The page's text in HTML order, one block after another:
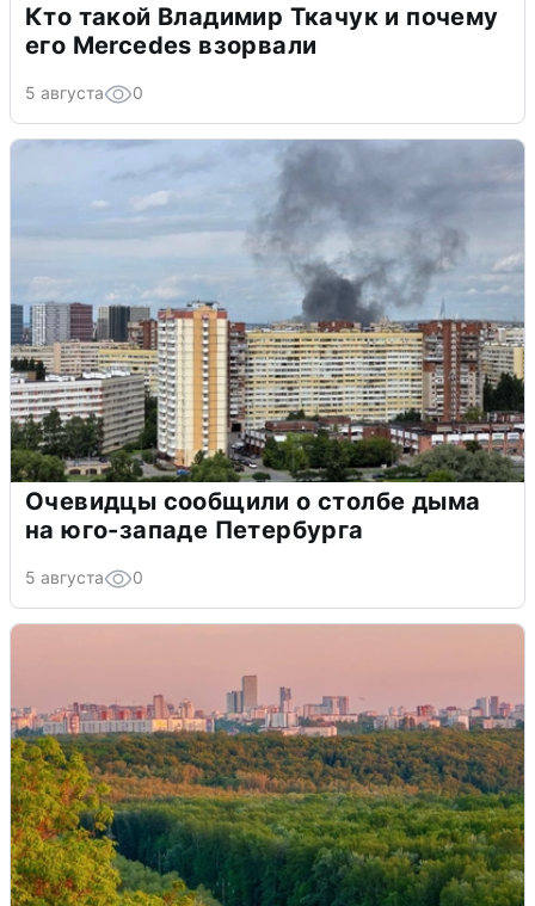
Кто такой Владимир Ткачук и почему
его Mercedes взорвали
5 августа 0
Очевидцы сообщили о столбе дыма
на юго-западе Петербурга
5 августа 0